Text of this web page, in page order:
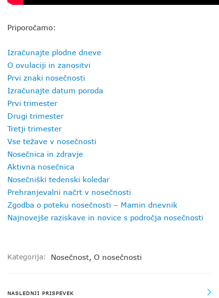
Priporočamo:
Izračunajte plodne dneve
O ovulaciji in zanositvi
Prvi znaki nosečnosti
Izračunajte datum poroda
Prvi trimester
Drugi trimester
Tretji trimester
Vse težave v nosečnosti
Nosečnica in zdravje
Aktivna nosečnica
Nosečniški tedenski koledar
Prehranjevalni načrt v nosečnosti
Zgodba o poteku nosečnosti – Mamin dnevnik
Najnovejše raziskave in novice s področja nosečnosti
Kategorija: Nosečnost, O nosečnosti
NASLEDNJI PRISPEVEK